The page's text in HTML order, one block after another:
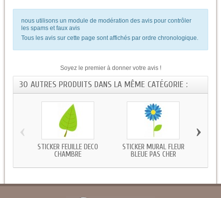
nous utilisons un module de modération des avis pour contrôler
les spams et faux avis
Tous les avis sur cette page sont affichés par ordre chronologique.
Soyez le premier à donner votre avis !
30 AUTRES PRODUITS DANS LA MÊME CATÉGORIE :
STICKER FEUILLE DECO
CHAMBRE
STICKER MURAL FLEUR
BLEUE PAS CHER
‹ ›